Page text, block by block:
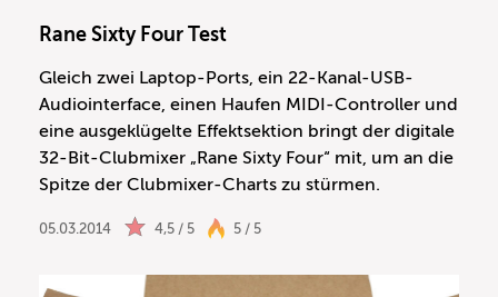
Rane Sixty Four Test
Gleich zwei Laptop-Ports, ein 22-Kanal-USB-
Audiointerface, einen Haufen MIDI-Controller und
eine ausgeklügelte Effektsektion bringt der digitale
32-Bit-Clubmixer „Rane Sixty Four“ mit, um an die
Spitze der Clubmixer-Charts zu stürmen.
05.03.2014 4,5 / 5 5 / 5